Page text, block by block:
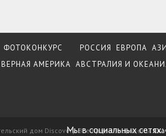
ФОТОКОНКУРС РОССИЯ ЕВРОПА
АМЕРИКА АВСТРАЛИЯ И
дом Discovery. Все права защищены.
Мы в социальных сетях: